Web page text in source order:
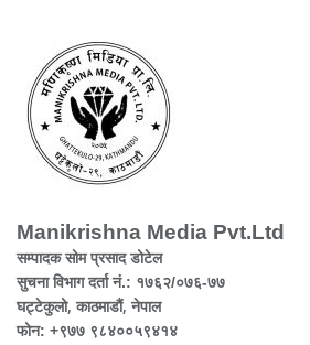
Manikrishna Media Pvt.Ltd
सम्पादक सोम प्रसाद डोटेल
सुचना विभाग दर्ता नं.: १७६२/०७६-७७
घट्टेकुलो, काठमाडौं, नेपाल
फोन: +९७७ ९८४००५९४१४